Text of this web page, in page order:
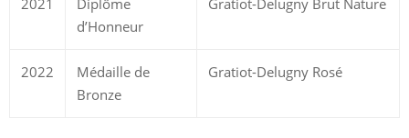
d’Honneur
2022
Médaille de
Bronze
Gratiot-Delugny Rosé